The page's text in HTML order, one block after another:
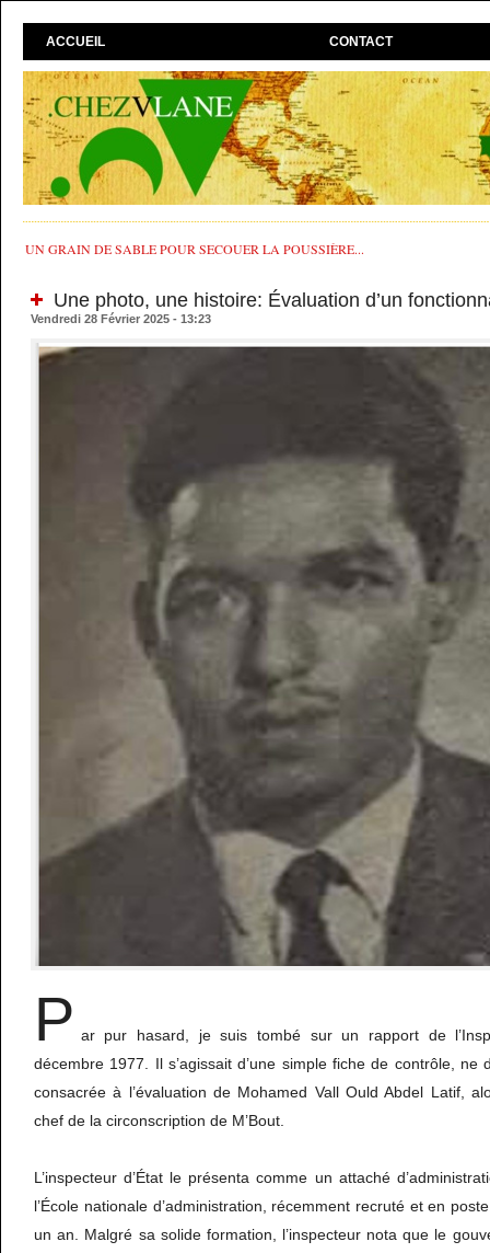
ACCUEIL CONTACT
UN GRAIN DE SABLE POUR SECOUER LA POUSSIÈRE...
Une photo, une histoire: Évaluation d’un
Vendredi 28 Février 2025 - 13:23
P ar pur hasard, je suis tombé sur un rapport de
décembre 1977. Il s’agissait d’une simple fiche de contrôle, ne
consacrée à l’évaluation de Mohamed Vall Ould Abdel Latif,
chef de la circonscription de M’Bout.
L’inspecteur d’État le présenta comme un attaché
l’École nationale d’administration, récemment recruté et en
un an. Malgré sa solide formation, l’inspecteur nota que le